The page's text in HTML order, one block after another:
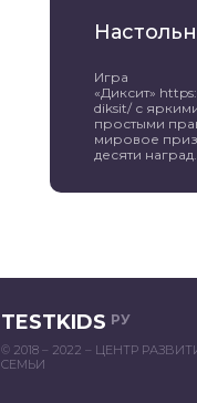
Игра
«Диксит»
diksit/ с
простыми
мировое
десяти
TESTKIDS РУ
© 2018 – 2022 – ЦЕНТР
СЕМЬИ